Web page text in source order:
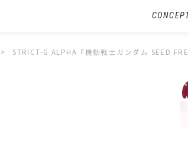
STRICT-G ALPHA『機動戦士ガンダム SEED